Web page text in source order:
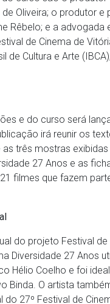
Oliveira; o produtor e
Rêbelo; e a advogada
de Cinema de
de Cultura e Arte
e do curso será
irá reunir os
três mostras
27 Anos e as
filmes que fazem
do projeto Festival de
Diversidade 27 Anos
Hélio Coelho e foi
Binda. O artista
do 27º Festival de